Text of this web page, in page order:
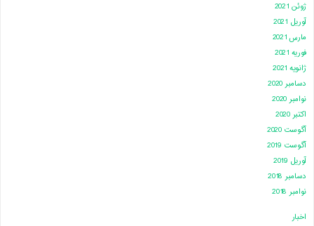
ژوئن 2021
آوریل 2021
مارس 2021
فوریه 2021
ژانویه 2021
دسامبر 2020
نوامبر 2020
اکتبر 2020
آگوست 2020
آگوست 2019
آوریل 2019
دسامبر 2018
نوامبر 2018
اخبار